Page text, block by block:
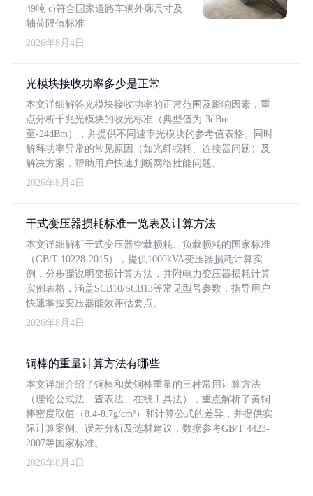
49吨 c)符合国家道路车辆外廓尺寸及
轴荷限值标准
2026年8月4日
光模块接收功率多少是正常
本文详细解答光模块接收功率的正常范围及影响因素，重
点分析千兆光模块的收光标准（典型值为-3dBm
至-24dBm），并提供不同速率光模块的参考值表格。同时
解释功率异常的常见原因（如光纤损耗、连接器问题）及
解决方案，帮助用户快速判断网络性能问题。
2026年8月4日
干式变压器损耗标准一览表及计算方法
本文详细解析干式变压器空载损耗、负载损耗的国家标准
（GB/T 10228-2015），提供1000kVA变压器损耗计算实
例，分步骤说明变损计算方法，并附电力变压器损耗计算
实例表格，涵盖SCB10/SCB13等常见型号参数，指导用户
快速掌握变压器能效评估要点。
2026年8月4日
铜棒的重量计算方法有哪些
本文详细介绍了铜棒和黄铜棒重量的三种常用计算方法
（理论公式法、查表法、在线工具法），重点解析了黄铜
棒密度取值（8.4-8.7g/cm³）和计算公式的差异，并提供实
际计算案例、误差分析及选材建议，数据参考GB/T 4423-
2007等国家标准。
2026年8月4日